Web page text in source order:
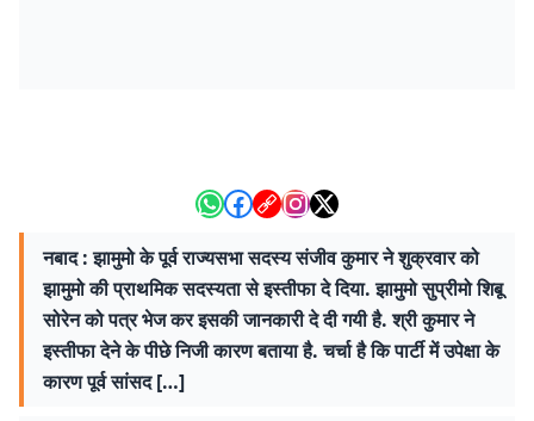
नबाद : झामुमो के पूर्व राज्यसभा सदस्य संजीव कुमार ने शुक्रवार को
झामुमो की प्राथमिक सदस्यता से इस्तीफा दे दिया. झामुमो सुप्रीमो शिबू
सोरेन को पत्र भेज कर इसकी जानकारी दे दी गयी है. श्री कुमार ने
इस्तीफा देने के पीछे निजी कारण बताया है. चर्चा है कि पार्टी में उपेक्षा के
कारण पूर्व सांसद […]